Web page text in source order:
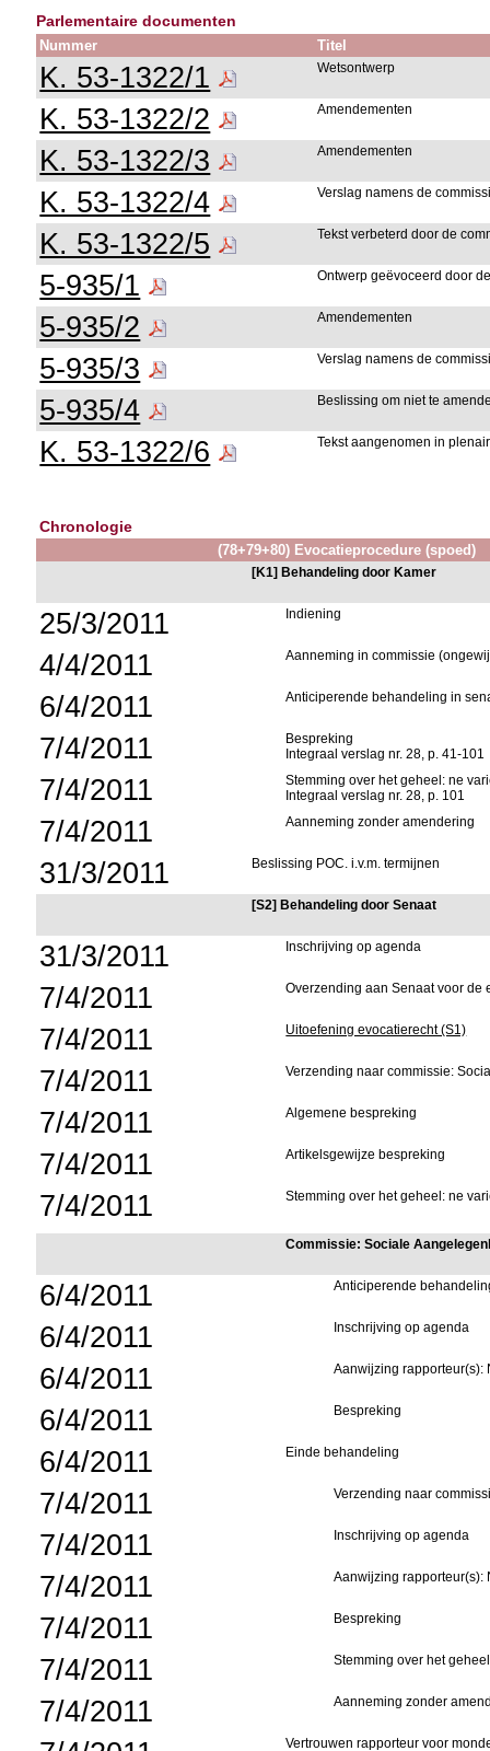
Parlementaire documenten
Nummer Titel
K. 53-1322/1 Wetsontwerp
K. 53-1322/2 Amendementen
K. 53-1322/3 Amendementen
K. 53-1322/4 Verslag namens de
K. 53-1322/5 Tekst verbeterd door de
5-935/1 Ontwerp geëvoceerd door
5-935/2 Amendementen
5-935/3 Verslag namens de
5-935/4 Beslissing om niet te
K. 53-1322/6 Tekst aangenomen in
Chronologie
(78+79+80) Evocatieprocedure (spoed)
[K1] Behandeling door Kamer
25/3/2011 Indiening
4/4/2011 Aanneming in commissie
6/4/2011 Anticiperende behandeling in
7/4/2011
Bespreking
Integraal verslag nr. 28, p. 41-101
7/4/2011
Stemming over het geheel: ne
Integraal verslag nr. 28, p. 101
7/4/2011 Aanneming zonder amendering
31/3/2011 Beslissing POC. i.v.m. termijnen
[S2] Behandeling door Senaat
31/3/2011 Inschrijving op agenda
7/4/2011 Overzending aan Senaat voor de
7/4/2011 Uitoefening evocatierecht (S1)
7/4/2011 Verzending naar commissie:
7/4/2011 Algemene bespreking
7/4/2011 Artikelsgewijze bespreking
7/4/2011 Stemming over het geheel: ne
Commissie: Sociale
6/4/2011 Anticiperende
6/4/2011 Inschrijving op agenda
6/4/2011 Aanwijzing rapporteur(s):
6/4/2011 Bespreking
6/4/2011 Einde behandeling
7/4/2011 Verzending naar
7/4/2011 Inschrijving op agenda
7/4/2011 Aanwijzing rapporteur(s):
7/4/2011 Bespreking
7/4/2011 Stemming over het
7/4/2011 Aanneming zonder
Vertrouwen rapporteur voor